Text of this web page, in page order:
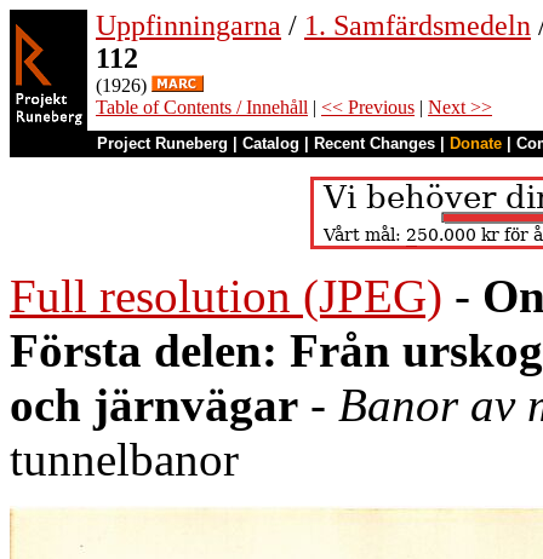
Uppfinningarna / 1. Samfärdsmedeln
112
(1926)
Table of Contents / Innehåll | << Previous | Next >>
Project Runeberg Catalog Recent Changes Donate
Full resolution (JPEG) -
Första delen: Från
och järnvägar - Banor av
tunnelbanor